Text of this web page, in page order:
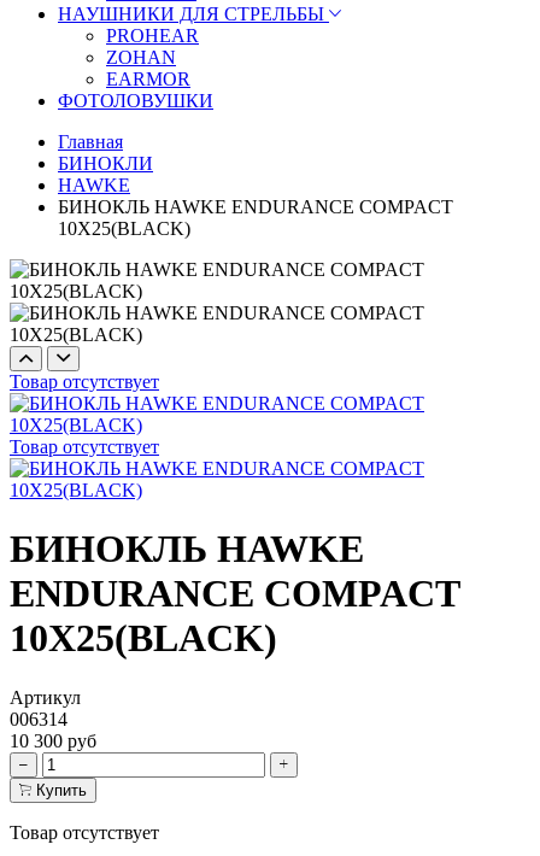
НАУШНИКИ ДЛЯ СТРЕЛЬБЫ
PROHEAR
ZOHAN
EARMOR
ФОТОЛОВУШКИ
Главная
БИНОКЛИ
HAWKE
БИНОКЛЬ HAWKE ENDURANCE COMPACT
10X25(BLACK)
Товар отсутствует
Товар отсутствует
БИНОКЛЬ HAWKE
ENDURANCE COMPACT
10X25(BLACK)
Артикул
006314
10 300 руб
Купить
Товар отсутствует